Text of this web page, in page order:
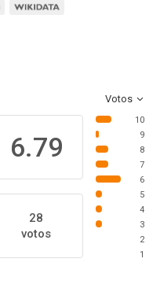
Votos
6.79
28
votos
10
9
8
7
6
5
4
3
2
1